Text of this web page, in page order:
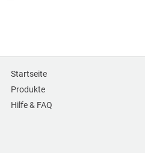
Startseite
Produkte
Hilfe & FAQ